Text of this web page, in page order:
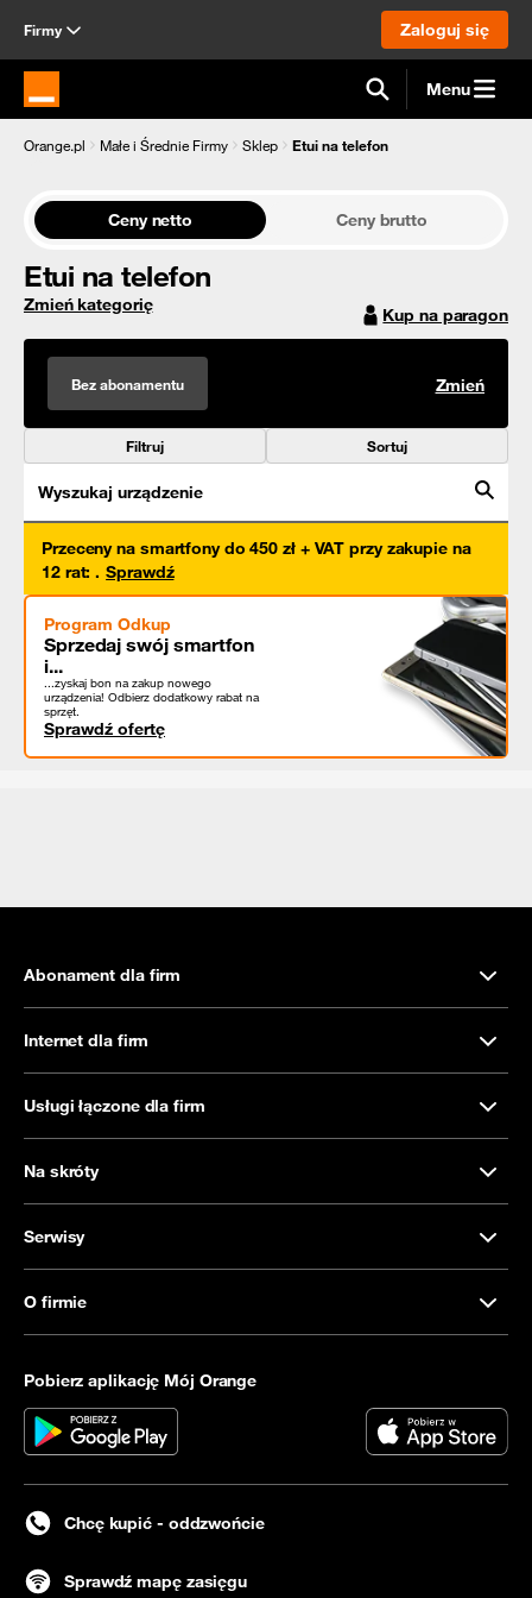
Firmy Zaloguj się
Strona główna Orange.pl Menu
Orange.pl Małe i Średnie Firmy Sklep Etui na telefon
Ceny netto Ceny brutto
Etui na telefon
Zmień kategorię Kup na paragon
Bez abonamentu Zmień
Filtruj Sortuj
Wyszukaj urządzenie
Przeceny na smartfony do 450 zł + VAT przy zakupie na
12 rat: . Sprawdź
Program Odkup
Sprzedaj swój smartfon
i...
...zyskaj bon na zakup nowego
urządzenia! Odbierz dodatkowy rabat na
sprzęt.
Sprawdź ofertę
Abonament dla firm
Internet dla firm
Usługi łączone dla firm
Na skróty
Serwisy
O firmie
Pobierz aplikację Mój Orange
Chcę kupić - oddzwońcie
Sprawdź mapę zasięgu